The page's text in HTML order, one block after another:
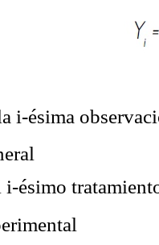
i-ésima
i-ésimo